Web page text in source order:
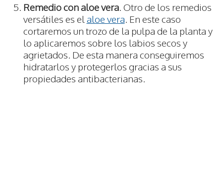
Remedio con aloe vera. Otro de los remedios
versátiles es el aloe vera . En este caso
cortaremos un trozo de la pulpa de la planta y
lo aplicaremos sobre los labios secos y
agrietados. De esta manera conseguiremos
hidratarlos y protegerlos gracias a sus
propiedades antibacterianas.